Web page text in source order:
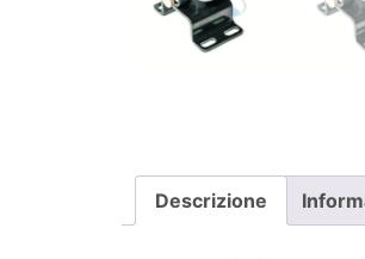
Descrizione